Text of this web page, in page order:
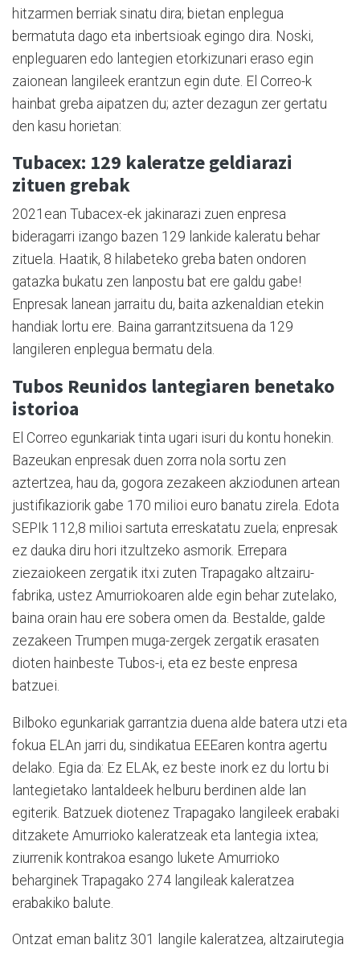
hitzarmen berriak sinatu dira; bietan enplegua
bermatuta dago eta inbertsioak egingo dira. Noski,
enpleguaren edo lantegien etorkizunari eraso egin
zaionean langileek erantzun egin dute. El Correo-k
hainbat greba aipatzen du; azter dezagun zer gertatu
den kasu horietan:
Tubacex: 129 kaleratze geldiarazi
zituen grebak
2021ean Tubacex-ek jakinarazi zuen enpresa
bideragarri izango bazen 129 lankide kaleratu behar
zituela. Haatik, 8 hilabeteko greba baten ondoren
gatazka bukatu zen lanpostu bat ere galdu gabe!
Enpresak lanean jarraitu du, baita azkenaldian etekin
handiak lortu ere. Baina garrantzitsuena da 129
langileren enplegua bermatu dela.
Tubos Reunidos lantegiaren benetako
istorioa
El Correo egunkariak tinta ugari isuri du kontu honekin.
Bazeukan enpresak duen zorra nola sortu zen
aztertzea, hau da, gogora zezakeen akziodunen artean
justifikaziorik gabe 170 milioi euro banatu zirela. Edota
SEPIk 112,8 milioi sartuta erreskatatu zuela; enpresak
ez dauka diru hori itzultzeko asmorik. Errepara
ziezaiokeen zergatik itxi zuten Trapagako altzairu-
fabrika, ustez Amurriokoaren alde egin behar zutelako,
baina orain hau ere sobera omen da. Bestalde, galde
zezakeen Trumpen muga-zergek zergatik erasaten
dioten hainbeste Tubos-i, eta ez beste enpresa
batzuei.
Bilboko egunkariak garrantzia duena alde batera utzi eta
fokua ELAn jarri du, sindikatua EEEaren kontra agertu
delako. Egia da: Ez ELAk, ez beste inork ez du lortu bi
lantegietako lantaldeek helburu berdinen alde lan
egiterik. Batzuek diotenez Trapagako langileek erabaki
ditzakete Amurrioko kaleratzeak eta lantegia ixtea;
ziurrenik kontrakoa esango lukete Amurrioko
beharginek Trapagako 274 langileak kaleratzea
erabakiko balute.
Ontzat eman balitz 301 langile kaleratzea, altzairutegia